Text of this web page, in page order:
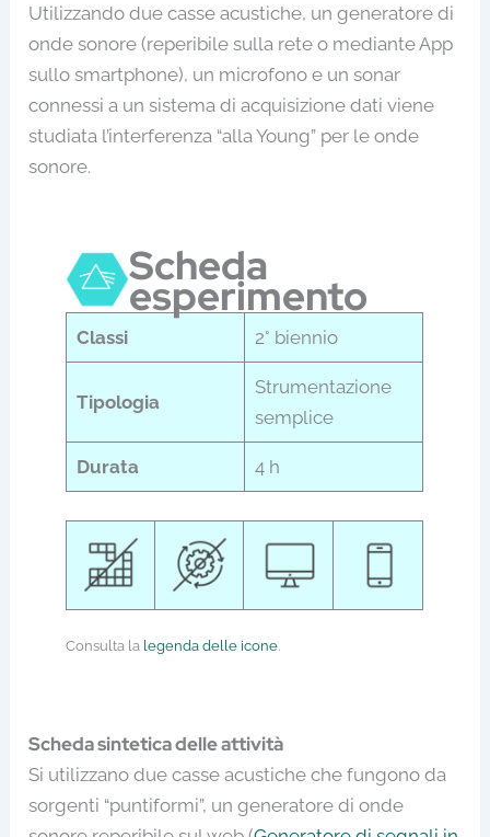
Utilizzando due casse acustiche, un generatore di
onde sonore (reperibile sulla rete o mediante App
sullo smartphone), un microfono e un sonar
connessi a un sistema di acquisizione dati viene
studiata l’interferenza “alla Young” per le onde
sonore.
Scheda
esperimento
Classi 2° biennio
Tipologia
Strumentazione
semplice
Durata 4 h
Consulta la legenda delle icone.
Scheda sintetica delle attività
Si utilizzano due casse acustiche che fungono da
sorgenti “puntiformi”, un generatore di onde